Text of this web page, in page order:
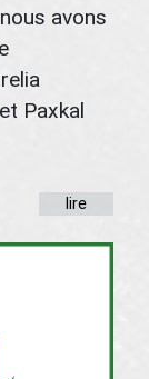
avons
Paxkal
lire